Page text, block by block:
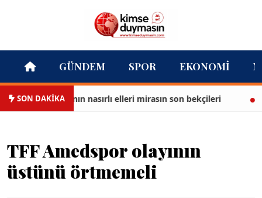
GÜNDEM SPOR EKONOMI
SON DAKİKA
Tarihi çarşının nasırlı elleri mirasın son bekçileri
TFF Amedspor olayının
üstünü örtmemeli